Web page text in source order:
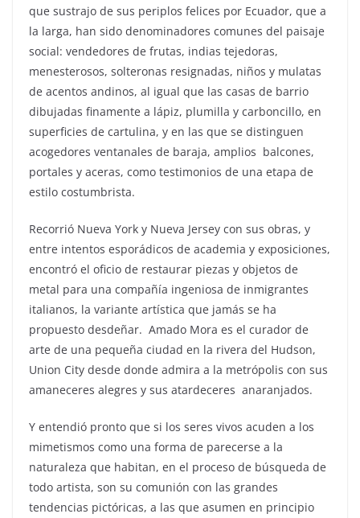
que sustrajo de sus periplos felices por Ecuador, que a
la larga, han sido denominadores comunes del paisaje
social: vendedores de frutas, indias tejedoras,
menesterosos, solteronas resignadas, niños y mulatas
de acentos andinos, al igual que las casas de barrio
dibujadas finamente a lápiz, plumilla y carboncillo, en
superficies de cartulina, y en las que se distinguen
acogedores ventanales de baraja, amplios balcones,
portales y aceras, como testimonios de una etapa de
estilo costumbrista.
Recorrió Nueva York y Nueva Jersey con sus obras, y
entre intentos esporádicos de academia y exposiciones,
encontró el oficio de restaurar piezas y objetos de
metal para una compañía ingeniosa de inmigrantes
italianos, la variante artística que jamás se ha
propuesto desdeñar. Amado Mora es el curador de
arte de una pequeña ciudad en la rivera del Hudson,
Union City desde donde admira a la metrópolis con sus
amaneceres alegres y sus atardeceres anaranjados.
Y entendió pronto que si los seres vivos acuden a los
mimetismos como una forma de parecerse a la
naturaleza que habitan, en el proceso de búsqueda de
todo artista, son su comunión con las grandes
tendencias pictóricas, a las que asumen en principio